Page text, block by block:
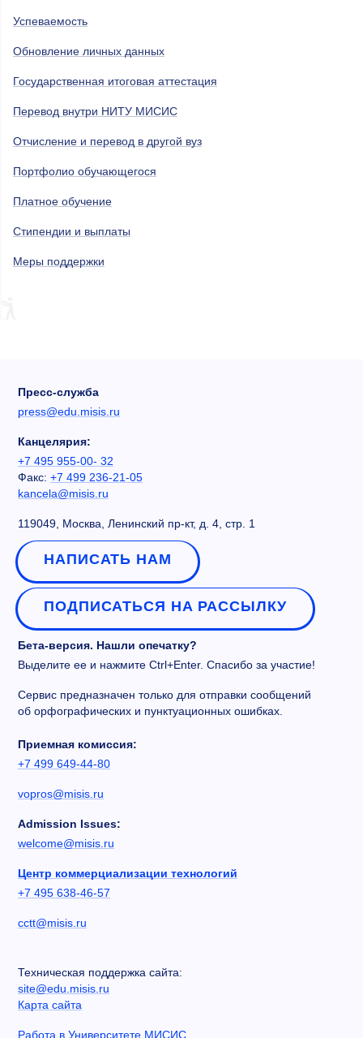
Успеваемость
Обновление личных данных
Государственная итоговая аттестация
Перевод внутри НИТУ МИСИС
Отчисление и перевод в другой вуз
Портфолио обучающегося
Платное обучение
Стипендии и выплаты
Меры поддержки
Пресс-служба
press@edu.misis.ru
Канцелярия:
+7 495 955-00- 32
Факс: +7 499 236-21-05
kancela@misis.ru
119049, Москва, Ленинский пр-кт, д. 4, стр. 1
НАПИСАТЬ НАМ
ПОДПИСАТЬСЯ НА РАССЫЛКУ
Бета-версия. Нашли опечатку?
Выделите ее и нажмите Ctrl+Enter. Спасибо за участие!
Сервис предназначен только для отправки сообщений
об орфографических и пунктуационных ошибках.
Приемная комиссия:
+7 499 649-44-80
vopros@misis.ru
Admission Issues:
welcome@misis.ru
Центр коммерциализации технологий
+7 495 638-46-57
cctt@misis.ru
Техническая поддержка сайта:
site@edu.misis.ru
Карта сайта
Работа в Университете МИСИС